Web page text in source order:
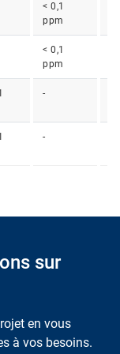
< 0,1
ppm
< 0,1
ppm
-
-
sur
en vous
à vos besoins.